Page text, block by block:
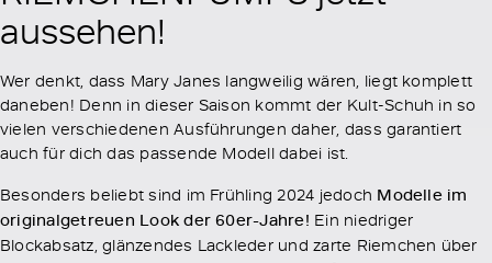
aussehen!
Wer denkt, dass Mary Janes langweilig wären, liegt komplett
daneben! Denn in dieser Saison kommt der Kult-Schuh in so
vielen verschiedenen Ausführungen daher, dass garantiert
auch für dich das passende Modell dabei ist.
Besonders beliebt sind im Frühling 2024 jedoch Modelle im
originalgetreuen Look der 60er-Jahre! Ein niedriger
Blockabsatz, glänzendes Lackleder und zarte Riemchen über